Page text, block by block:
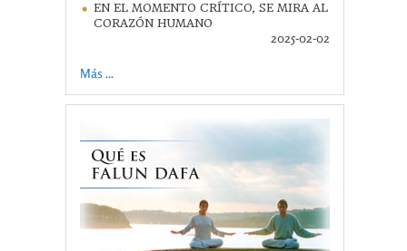
EN EL MOMENTO CRÍTICO, SE MIRA AL
CORAZÓN HUMANO
2025-02-02
Más ...